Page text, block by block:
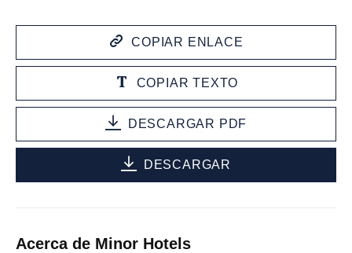
COPIAR ENLACE
COPIAR TEXTO
DESCARGAR PDF
DESCARGAR
Acerca de Minor Hotels